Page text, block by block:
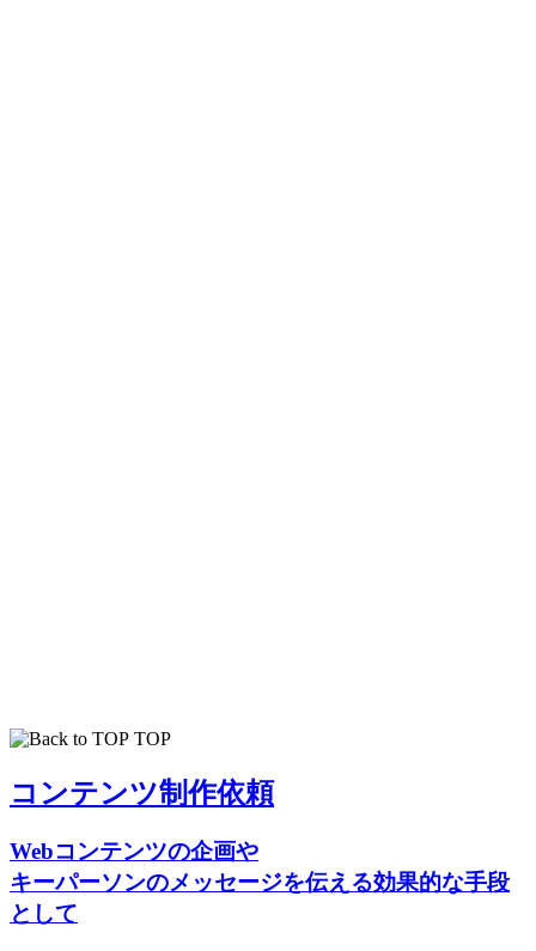
TOP
コンテンツ制作依頼
Webコンテンツの企画や
キーパーソンのメッセージを伝える効果的な手段
として